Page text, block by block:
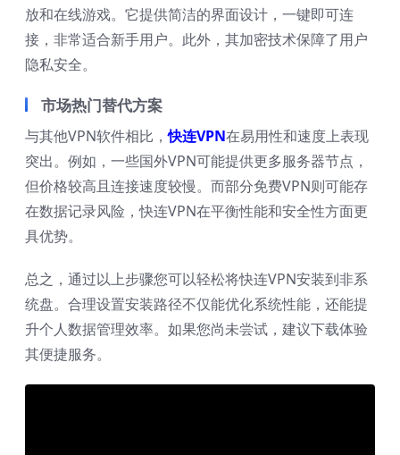
放和在线游戏。它提供简洁的界面设计，一键即可连
接，非常适合新手用户。此外，其加密技术保障了用户
隐私安全。
市场热门替代方案
与其他VPN软件相比，快连VPN在易用性和速度上表现
突出。例如，一些国外VPN可能提供更多服务器节点，
但价格较高且连接速度较慢。而部分免费VPN则可能存
在数据记录风险，快连VPN在平衡性能和安全性方面更
具优势。
总之，通过以上步骤您可以轻松将快连VPN安装到非系
统盘。合理设置安装路径不仅能优化系统性能，还能提
升个人数据管理效率。如果您尚未尝试，建议下载体验
其便捷服务。